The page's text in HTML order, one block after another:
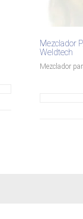
Mezclador
Weldtech
Mezclador